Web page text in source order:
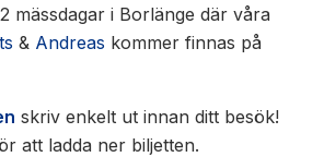
mässdagar i Borlänge där våra
& Andreas kommer finnas på
skriv enkelt ut innan ditt besök!
att ladda ner biljetten.